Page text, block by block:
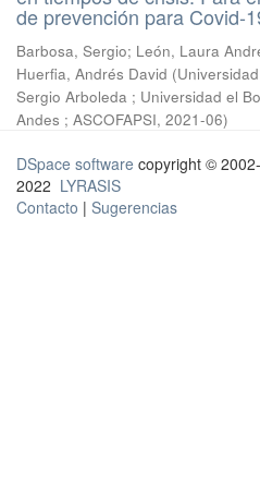
de prevención para Covid-
Barbosa, Sergio; León, Laura
Huerfia, Andrés David (
Sergio Arboleda ; Universidad el
Andes ; ASCOFAPSI, 2021-06)
DSpace software copyright © 2002-
2022 LYRASIS
Contacto | Sugerencias